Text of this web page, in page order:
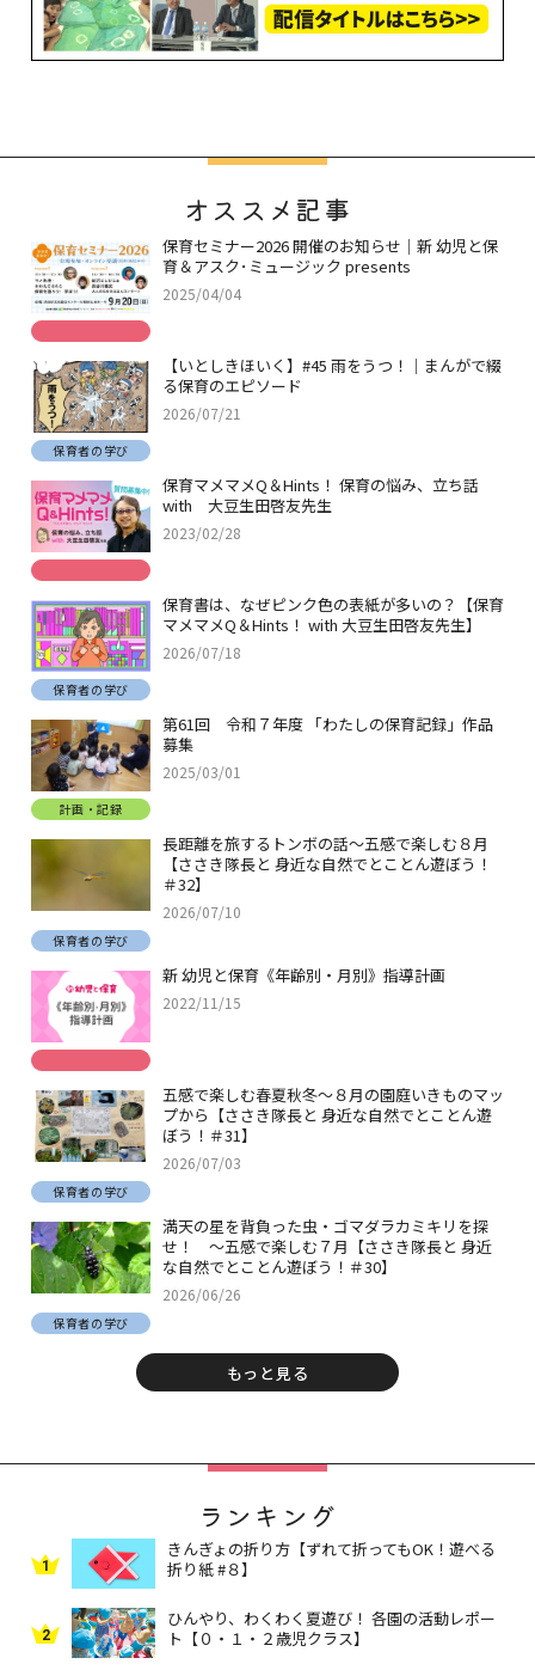
オススメ記事
保育セミナー2026 開催のお知らせ｜新 幼児と保
育＆アスク･ミュージック presents
2025/04/04
【いとしきほいく】#45 雨をうつ！｜まんがで綴
る保育のエピソード
2026/07/21
保育者の学び
保育マメマメQ＆Hints！ 保育の悩み、立ち話
with 大豆生田啓友先生
2023/02/28
保育書は、なぜピンク色の表紙が多いの？【保育
マメマメQ＆Hints！ with 大豆生田啓友先生】
2026/07/18
保育者の学び
第61回 令和７年度 「わたしの保育記録」作品
募集
2025/03/01
計画・記録
長距離を旅するトンボの話～五感で楽しむ８月
【ささき隊長と 身近な自然でとことん遊ぼう！
＃32】
2026/07/10
保育者の学び
新 幼児と保育《年齢別・月別》指導計画
2022/11/15
五感で楽しむ春夏秋冬～８月の園庭いきものマッ
プから【ささき隊長と 身近な自然でとことん遊
ぼう！＃31】
2026/07/03
保育者の学び
満天の星を背負った虫・ゴマダラカミキリを探
せ！ ～五感で楽しむ７月【ささき隊長と 身近
な自然でとことん遊ぼう！＃30】
2026/06/26
保育者の学び
もっと見る
ランキング
1
きんぎょの折り方【ずれて折ってもOK！遊べる
折り紙 #８】
2
ひんやり、わくわく夏遊び！ 各園の活動レポー
ト【０・１・２歳児クラス】